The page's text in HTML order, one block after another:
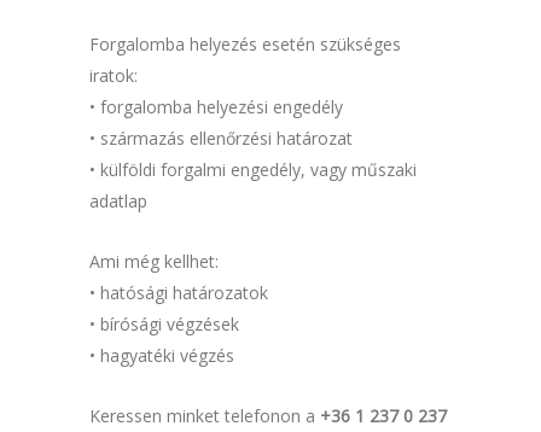
Forgalomba helyezés esetén szükséges
iratok:
• forgalomba helyezési engedély
• származás ellenőrzési határozat
• külföldi forgalmi engedély, vagy műszaki
adatlap
Ami még kellhet:
• hatósági határozatok
• bírósági végzések
• hagyatéki végzés
Keressen minket telefonon a +36 1 237 0 237